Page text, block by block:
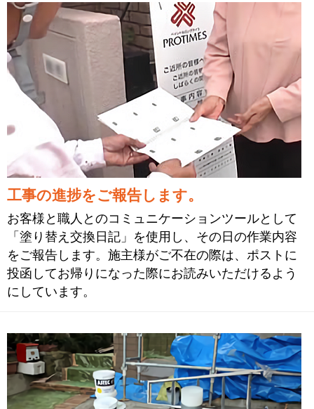
工事の進捗をご報告します。
お客様と職人とのコミュニケーションツールとして
「塗り替え交換日記」を使用し、その日の作業内容
をご報告します。施主様がご不在の際は、ポストに
投函してお帰りになった際にお読みいただけるよう
にしています。